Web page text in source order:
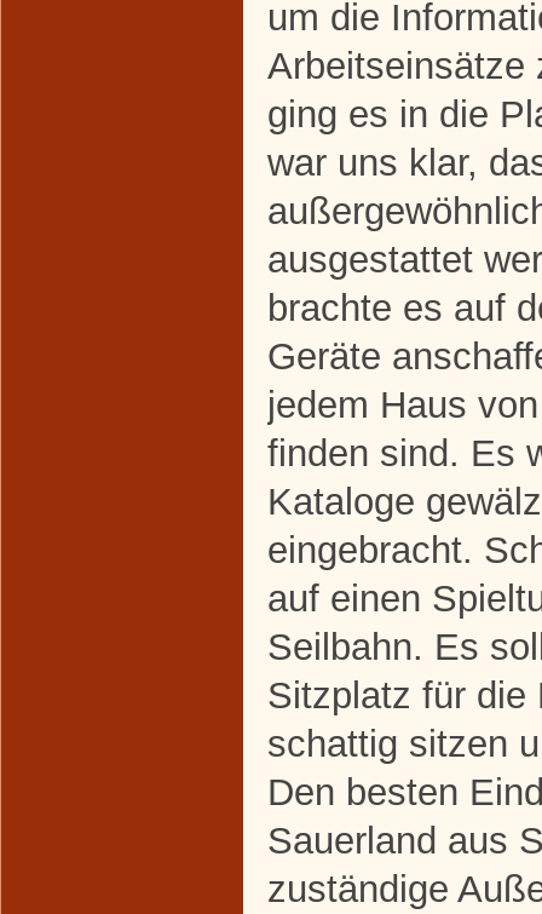
um die
Arbeitseinsätze
ging es in die
war uns klar,
ausgestattet
brachte es auf
Geräte
jedem Haus
finden sind. Es
Kataloge
eingebracht.
auf einen
Seilbahn. Es
Sitzplatz für die
schattig sitzen
Den besten
Sauerland aus
zuständige